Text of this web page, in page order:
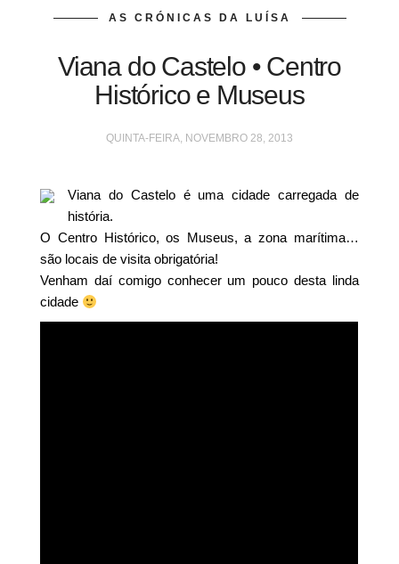
AS CRÓNICAS DA LUÍSA
Viana do Castelo • Centro
Histórico e Museus
QUINTA-FEIRA, NOVEMBRO 28, 2013
Viana do Castelo é uma cidade carregada de
história.
O Centro Histórico, os Museus, a zona marítima…
são locais de visita obrigatória!
Venham daí comigo conhecer um pouco desta linda
cidade